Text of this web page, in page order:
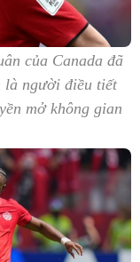
của Canada đã
là người điều tiết
mở không gian